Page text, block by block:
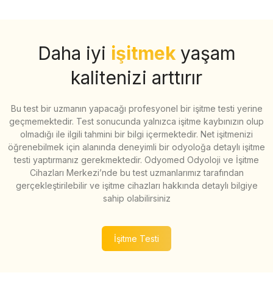
Daha iyi işitmek yaşam
kalitenizi arttırır
Bu test bir uzmanın yapacağı profesyonel bir işitme testi yerine
geçmemektedir. Test sonucunda yalnızca işitme kaybınızın olup
olmadığı ile ilgili tahmini bir bilgi içermektedir. Net işitmenizi
öğrenebilmek için alanında deneyimli bir odyoloğa detaylı işitme
testi yaptırmanız gerekmektedir. Odyomed Odyoloji ve İşitme
Cihazları Merkezi’nde bu test uzmanlarımız tarafından
gerçekleştirilebilir ve işitme cihazları hakkında detaylı bilgiye
sahip olabilirsiniz
İşitme Testi